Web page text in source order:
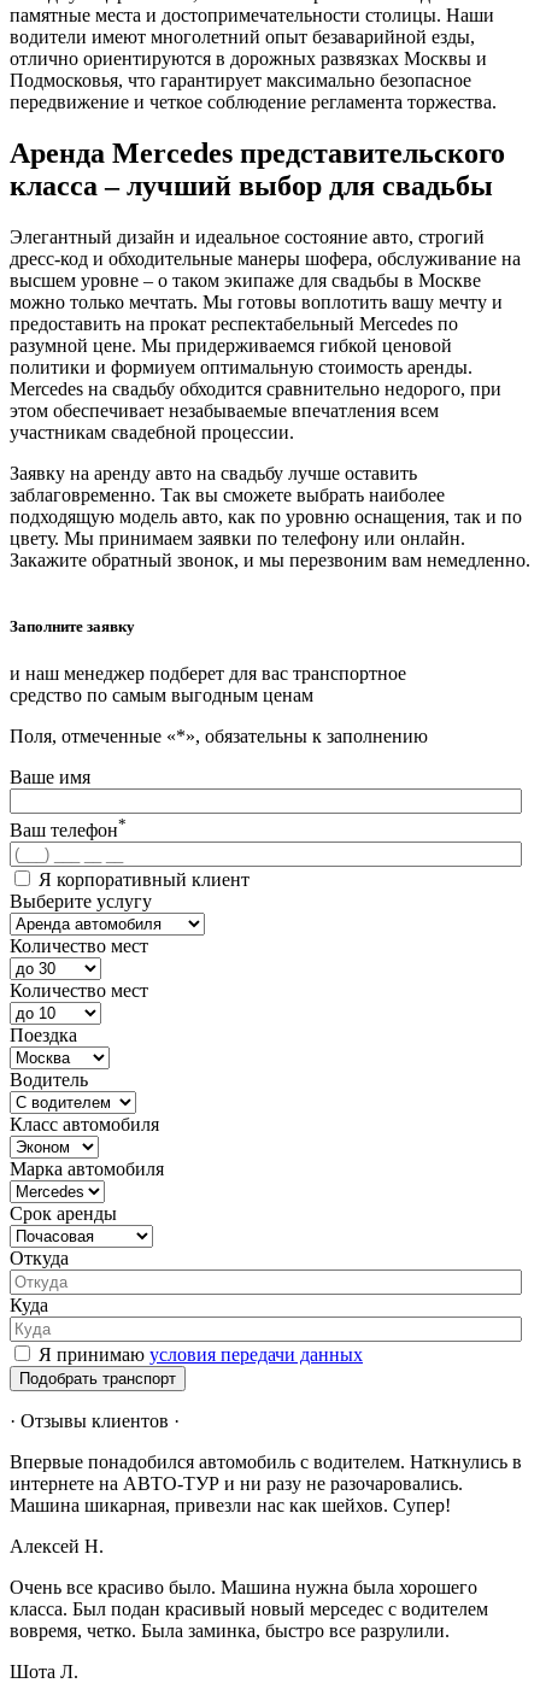
памятные места и достопримечательности столицы. Наши
водители имеют многолетний опыт безаварийной езды,
отлично ориентируются в дорожных развязках Москвы и
Подмосковья, что гарантирует максимально безопасное
передвижение и четкое соблюдение регламента торжества.
Аренда Mercedes представительского
класса – лучший выбор для свадьбы
Элегантный дизайн и идеальное состояние авто, строгий
дресс-код и обходительные манеры шофера, обслуживание на
высшем уровне – о таком экипаже для свадьбы в Москве
можно только мечтать. Мы готовы воплотить вашу мечту и
предоставить на прокат респектабельный Mercedes по
разумной цене. Мы придерживаемся гибкой ценовой
политики и формиуем оптимальную стоимость аренды.
Mercedes на свадьбу обходится сравнительно недорого, при
этом обеспечивает незабываемые впечатления всем
участникам свадебной процессии.
Заявку на аренду авто на свадьбу лучше оставить
заблаговременно. Так вы сможете выбрать наиболее
подходящую модель авто, как по уровню оснащения, так и по
цвету. Мы принимаем заявки по телефону или онлайн.
Закажите обратный звонок, и мы перезвоним вам немедленно.
Заполните заявку
и наш менеджер подберет для вас транспортное
средство по самым выгодным ценам
Поля, отмеченные «*», обязательны к заполнению
Ваше имя
Ваш телефон*
Я корпоративный клиент
Выберите услугу
Количество мест
Количество мест
Поездка
Водитель
Класс автомобиля
Марка автомобиля
Срок аренды
Откуда
Куда
Я принимаю условия передачи данных
Подобрать транспорт
· Отзывы клиентов ·
Впервые понадобился автомобиль с водителем. Наткнулись в
интернете на АВТО-ТУР и ни разу не разочаровались.
Машина шикарная, привезли нас как шейхов. Супер!
Алексей Н.
Очень все красиво было. Машина нужна была хорошего
класса. Был подан красивый новый мерседес с водителем
вовремя, четко. Была заминка, быстро все разрулили.
Шота Л.